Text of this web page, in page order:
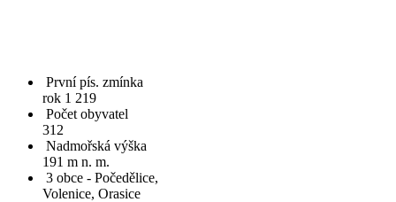
První pís. zmínka
rok 1 219
Počet obyvatel
312
Nadmořská výška
191 m n. m.
3 obce - Počedělice,
Volenice, Orasice